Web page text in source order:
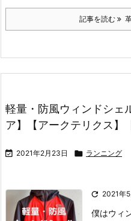
記事を読む
軽量・防風ウィンドシェ
ア】【アークテリクス】
 2021年2月23日  ランニング
 2021年
僕はウィ